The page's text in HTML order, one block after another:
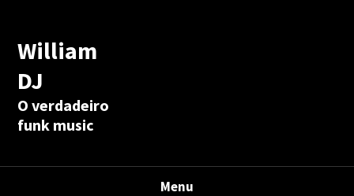
William
DJ
O verdadeiro
funk music
Menu